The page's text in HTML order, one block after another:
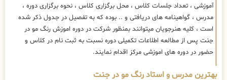
آموزشی ، تعداد جلسات کلاس ، محل برگزاری کلاس ، نحوه برگزاری دوره ،
مدرس ، گواهینامه های دریافتی و .. بوده که به تفصیل در جدول ذکر شده
است ، کلیه هنرجویان میتوانند بمنظور شرکت در دوره اموزش رنگ مو در
جنت پس از مطالعه اطلاعات تکمیلی دوره نسبت به ثبت نام در کلاس و
حضور در دوره های اموزشی مرکز اقدام نمایند.
بهترین مدرس و استاد رنگ مو در جنت